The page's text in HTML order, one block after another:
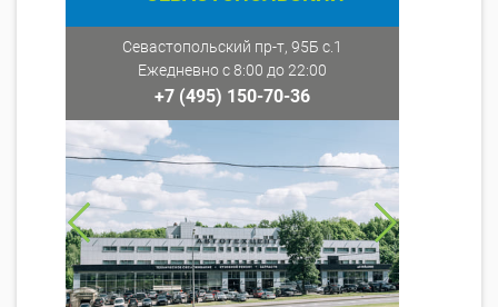
Севастопольский пр-т, 95Б с.1
Ежедневно с 8:00 до 22:00
+7 (495) 150-70-36